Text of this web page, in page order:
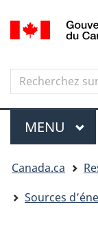
Search
Recherchez
sur
le
site
Menu
MENU
êtes
ici
Canada.ca
Sources